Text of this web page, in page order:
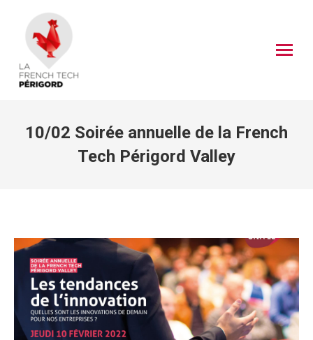
10/02 Soirée annuelle de la French
Tech Périgord Valley